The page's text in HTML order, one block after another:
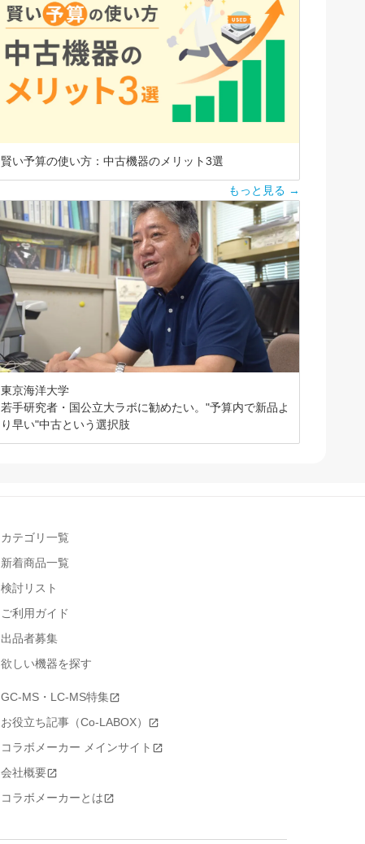
賢い予算の使い方：中古機器のメリット3選
もっと見る →
東京海洋大学
若手研究者・国公立大ラボに勧めたい。"予算内で新品よ
り早い"中古という選択肢
カテゴリ一覧
新着商品一覧
検討リスト
ご利用ガイド
出品者募集
欲しい機器を探す
GC-MS・LC-MS特集
お役立ち記事（Co-LABOX）
コラボメーカー メインサイト
会社概要
コラボメーカーとは